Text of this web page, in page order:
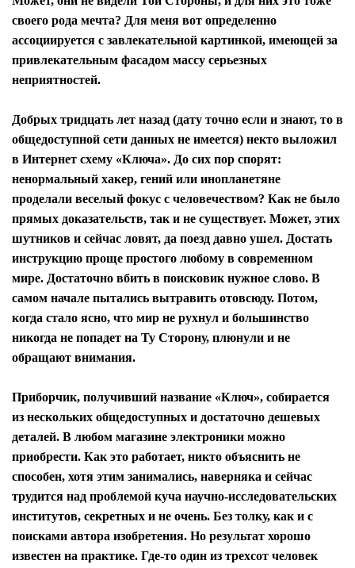
своего рода мечта? Для меня вот определенно
ассоциируется с завлекательной картинкой, имеющей за
привлекательным фасадом массу серьезных
неприятностей.
Добрых тридцать лет назад (дату точно если и знают, то в
общедоступной сети данных не имеется) некто выложил
в Интернет схему «Ключа». До сих пор спорят:
ненормальный хакер, гений или инопланетяне
проделали веселый фокус с человечеством? Как не было
прямых доказательств, так и не существует. Может, этих
шутников и сейчас ловят, да поезд давно ушел. Достать
инструкцию проще простого любому в современном
мире. Достаточно вбить в поисковик нужное слово. В
самом начале пытались вытравить отовсюду. Потом,
когда стало ясно, что мир не рухнул и большинство
никогда не попадет на Ту Сторону, плюнули и не
обращают внимания.
Приборчик, получивший название «Ключ», собирается
из нескольких общедоступных и достаточно дешевых
деталей. В любом магазине электроники можно
приобрести. Как это работает, никто объяснить не
способен, хотя этим занимались, наверняка и сейчас
трудится над проблемой куча научно-исследовательских
институтов, секретных и не очень. Без толку, как и с
поисками автора изобретения. Но результат хорошо
известен на практике. Где-то один из трехсот человек